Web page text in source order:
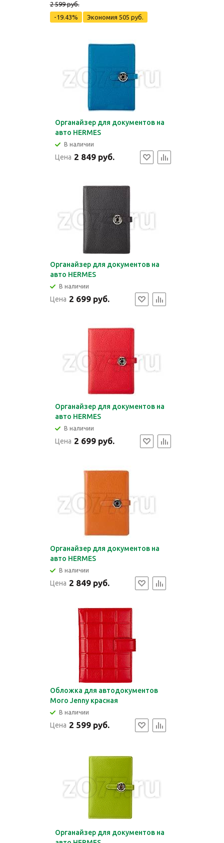
2 599 руб.
-19.43%
Экономия 505 руб.
Органайзер для документов на
авто HERMES
В наличии
Цена 2 849 руб.
Органайзер для документов на
авто HERMES
В наличии
Цена 2 699 руб.
Органайзер для документов на
авто HERMES
В наличии
Цена 2 699 руб.
Органайзер для документов на
авто HERMES
В наличии
Цена 2 849 руб.
Обложка для автодокументов
Moro Jenny красная
В наличии
Цена 2 599 руб.
Органайзер для документов на